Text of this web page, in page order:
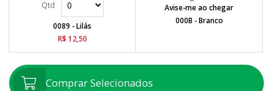
0089 - Lilás
R$ 12,50
Avise-me ao chegar
000B - Branco
Comprar Selecionados